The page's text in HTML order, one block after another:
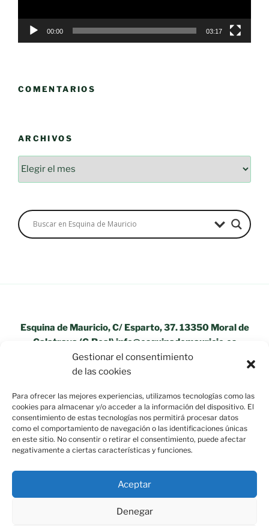
Gestionar el consentimiento
de las cookies
Para ofrecer las mejores experiencias, utilizamos tecnologías como las
cookies para almacenar y/o acceder a la información del dispositivo. El
consentimiento de estas tecnologías nos permitirá procesar datos
como el comportamiento de navegación o las identificaciones únicas
en este sitio. No consentir o retirar el consentimiento, puede afectar
negativamente a ciertas características y funciones.
Aceptar
Denegar
00:00 03:17
COMENTARIOS
ARCHIVOS
Archivos
Esquina de Mauricio, C/ Esparto, 37. 13350 Moral de
Calatrava (C.Real) info@esquinademauricio.es
«Aviso Legal»